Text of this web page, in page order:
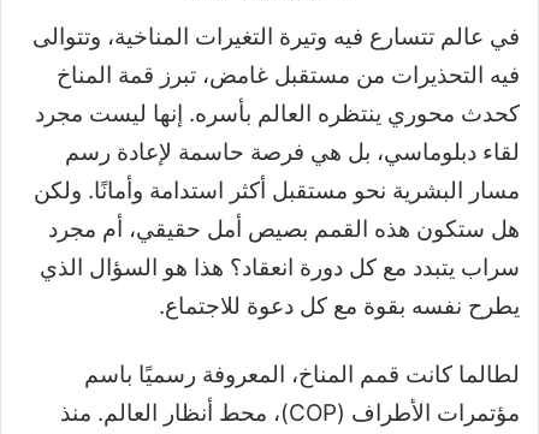
في عالم تتسارع فيه وتيرة التغيرات المناخية، وتتوالى
فيه التحذيرات من مستقبل غامض، تبرز قمة المناخ
كحدث محوري ينتظره العالم بأسره. إنها ليست مجرد
لقاء دبلوماسي، بل هي فرصة حاسمة لإعادة رسم
مسار البشرية نحو مستقبل أكثر استدامة وأمانًا. ولكن
هل ستكون هذه القمم بصيص أمل حقيقي، أم مجرد
سراب يتبدد مع كل دورة انعقاد؟ هذا هو السؤال الذي
يطرح نفسه بقوة مع كل دعوة للاجتماع.
لطالما كانت قمم المناخ، المعروفة رسميًا باسم
مؤتمرات الأطراف (COP)، محط أنظار العالم. منذ